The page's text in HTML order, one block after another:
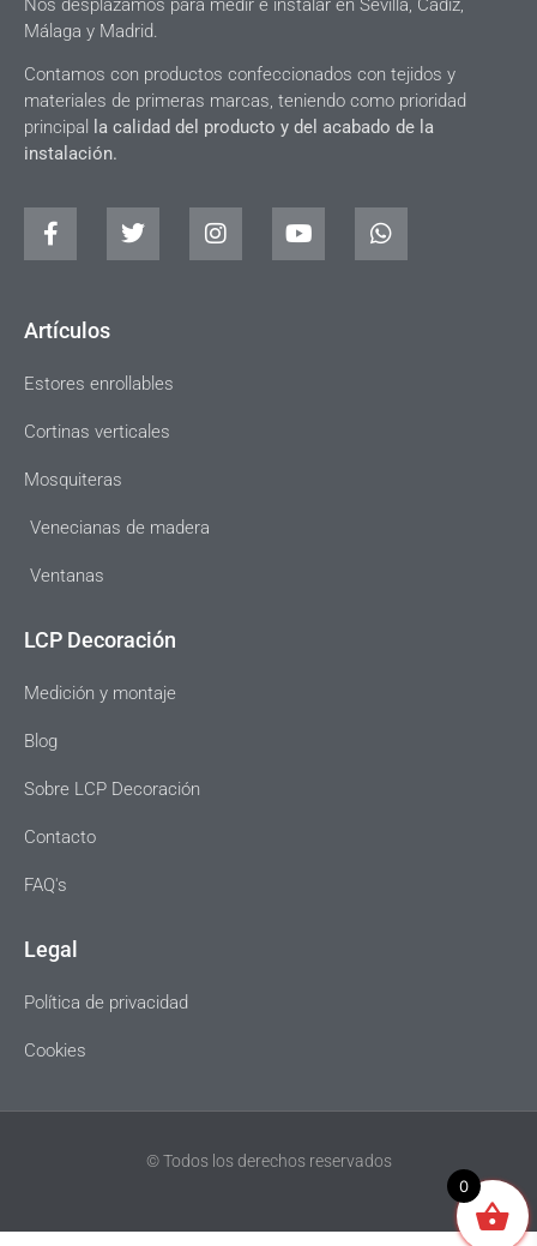
Nos desplazamos para medir e instalar en Sevilla, Cádiz,
Málaga y Madrid.
Contamos con productos confeccionados con tejidos y
materiales de primeras marcas, teniendo como prioridad
principal
la calidad del producto y del acabado de la
instalación.
Artículos
Estores enrollables
Cortinas verticales
Mosquiteras
Venecianas de madera
Ventanas
LCP Decoración
Medición y montaje
Blog
Sobre LCP Decoración
Contacto
FAQ's
Legal
Política de privacidad
Cookies
© Todos los derechos reservados
0